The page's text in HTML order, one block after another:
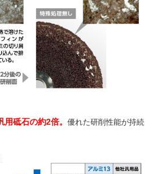
砥石の約2倍。 優れた研削性能が持続